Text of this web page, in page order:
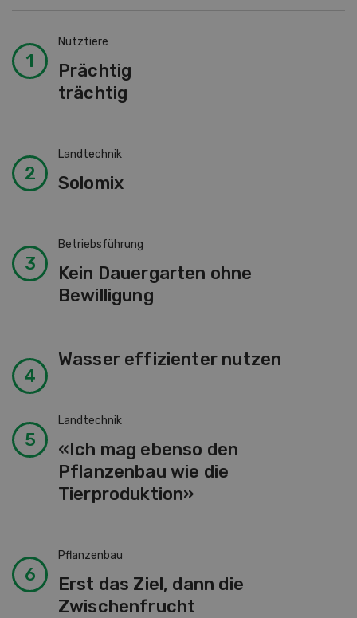
Nutztiere
Prächtig
trächtig
Landtechnik
Solomix
Betriebsführung
Kein Dauergarten ohne
Bewilligung
Wasser effizienter nutzen
Landtechnik
«Ich mag ebenso den
Pflanzenbau wie die
Tierproduktion»
Pflanzenbau
Erst das Ziel, dann die
Zwischenfrucht